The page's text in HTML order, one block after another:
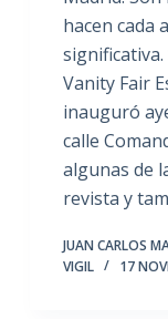
hacen cada
Vanity Fair
inauguró
calle
algunas de
revista y
JUAN CARLOS
VIGIL
17